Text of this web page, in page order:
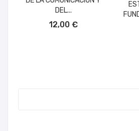
DEL...
12,00 €